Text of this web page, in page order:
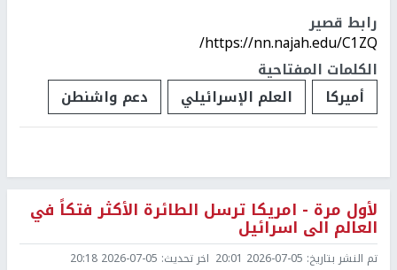
رابط قصير
https://nn.najah.edu/C1ZQ/
الكلمات المفتاحية
أميركا
العلم الإسرائيلي دعم واشنطن
لأول مرة - امريكا ترسل الطائرة الأكثر فتكاً في
العالم الى اسرائيل
تم النشر بتاريخ: 2026-07-05 20:01 اخر تحديث: 2026-07-05 20:18